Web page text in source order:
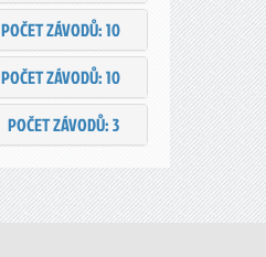
POČET ZÁVODŮ: 10
POČET ZÁVODŮ: 10
POČET ZÁVODŮ: 3